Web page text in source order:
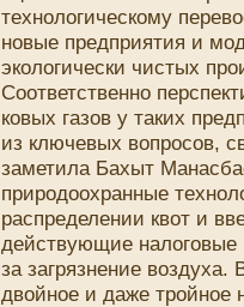
технологическому
новые предприятия и
экологически чистых
Соответственно
ковых газов у таких
из ключевых вопросов,
заметила Бахыт
природоохранные
распределени­и квот и
действующие налоговые
за загрязнени­е воздуха.
двойное и даже тройное